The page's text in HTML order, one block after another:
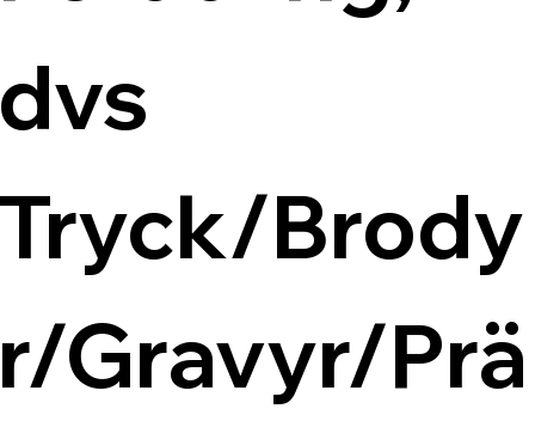
Brody
Gravyr/Prä